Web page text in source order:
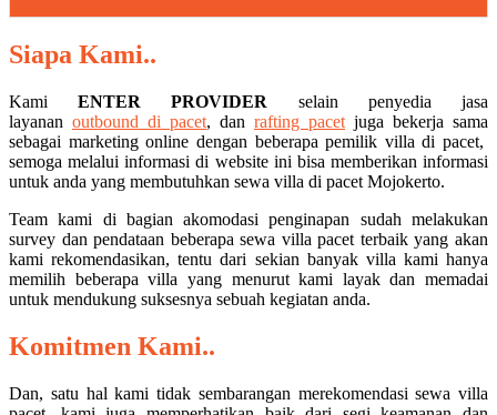
Siapa Kami..
KamiENTER PROVIDER selain penyedia jasa
layanan outbound di pacet, dan rafting pacet juga bekerja sama
sebagai marketing online dengan beberapa pemilik villa di pacet,
semoga melalui informasi di website ini bisa memberikan informasi
untuk anda yang membutuhkan sewa villa di pacet Mojokerto.
Team kami di bagian akomodasi penginapan sudah melakukan
survey dan pendataan beberapa sewa villa pacet terbaik yang akan
kami rekomendasikan, tentu dari sekian banyak villa kami hanya
memilih beberapa villa yang menurut kami layak dan memadai
untuk mendukung suksesnya sebuah kegiatan anda.
Komitmen Kami..
Dan, satu hal kami tidak sembarangan merekomendasi sewa villa